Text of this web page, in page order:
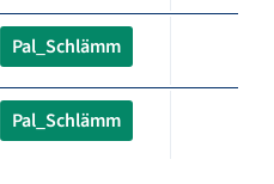
Pal_Schlämm
Pal_Schlämm